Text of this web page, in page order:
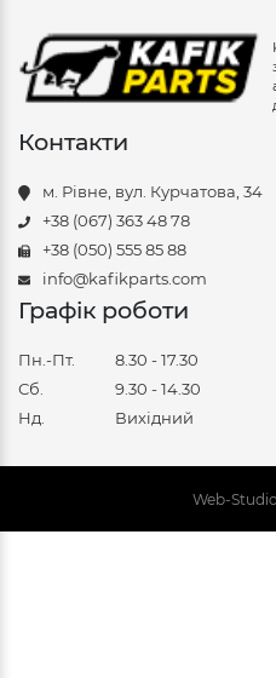
Контакти
м. Рівне, вул. Курчатова, 34
+38 (067) 363 48 78
+38 (050) 555 85 88
info@kafikparts.com
Графік роботи
Пн.-Пт.
8.30 - 17.30
Сб.
9.30 - 14.30
Нд.
Вихідний
Web-